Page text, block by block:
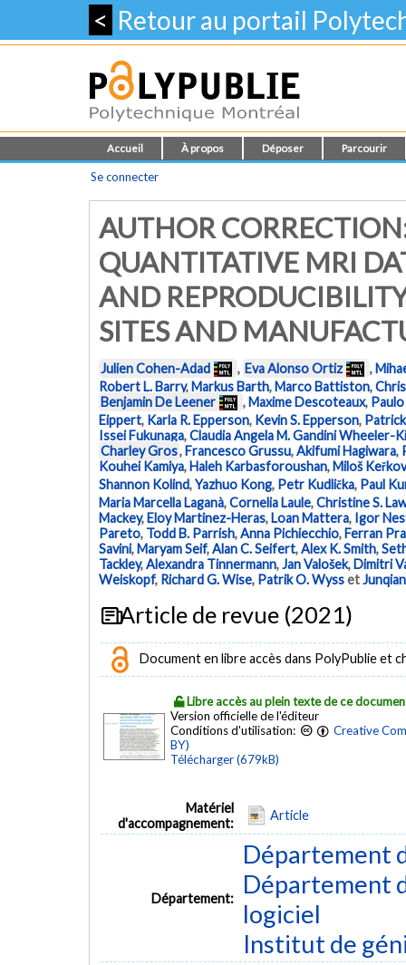
< Retour au portail
Accueil À propos Déposer Parcourir
Se connecter
AUTHOR
QUANTITATIVE MRI
AND
SITES AND
Julien Cohen-Adad , Eva Alonso Ortiz ,
Robert L. Barry,Markus Barth,Marco Battiston,
Benjamin De Leener
,Maxime Descoteaux,
Eippert, Karla R. Epperson, Kevin S. Epperson,
Issei Fukunaga,Claudia Angela M. Gandini Wheeler-
Charley Gros,Francesco Grussu,Akifumi Hagiwara,
Kouhei Kamiya,Haleh Karbasforoushan,Miloš
Shannon Kolind,Yazhuo Kong, Petr Kudlička, Paul
Maria Marcella Laganà,Cornelia Laule,Christine S.
Mackey,Eloy Martinez-Heras,Loan Mattera, Igor
Pareto, Todd B. Parrish,Anna Pichiecchio,Ferran
Savini,Maryam Seif,Alan C. Seifert,Alex K. Smith,
Tackley,Alexandra Tinnermann,Jan Valošek,Dimitri
Weiskopf, Richard G. Wise, Patrik O. Wysset
Article de revue (2021)
Document en libre accès dans PolyPublie et
Libre accès au plein texte de ce
Version officielle de l'éditeur
Conditions d'utilisation:
Creative
BY)
Télécharger (679kB)
Matériel
d'accompagnement:
Article
Département:
Département
Département
logiciel
Institut de